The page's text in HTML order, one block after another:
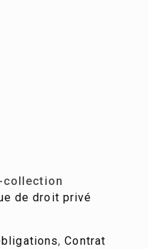
collection
de droit privé
,Contrat